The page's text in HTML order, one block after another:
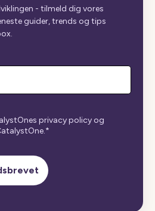
- tilmeld dig vores
guider, trends og tips
privacy policy og
*